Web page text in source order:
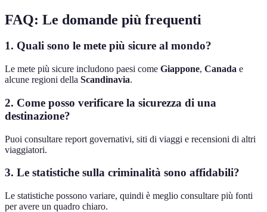
FAQ: Le domande più frequenti
1. Quali sono le mete più sicure al mondo?
Le mete più sicure includono paesi come Giappone, Canada e
alcune regioni della Scandinavia.
2. Come posso verificare la sicurezza di una
destinazione?
Puoi consultare report governativi, siti di viaggi e recensioni di altri
viaggiatori.
3. Le statistiche sulla criminalità sono affidabili?
Le statistiche possono variare, quindi è meglio consultare più fonti
per avere un quadro chiaro.